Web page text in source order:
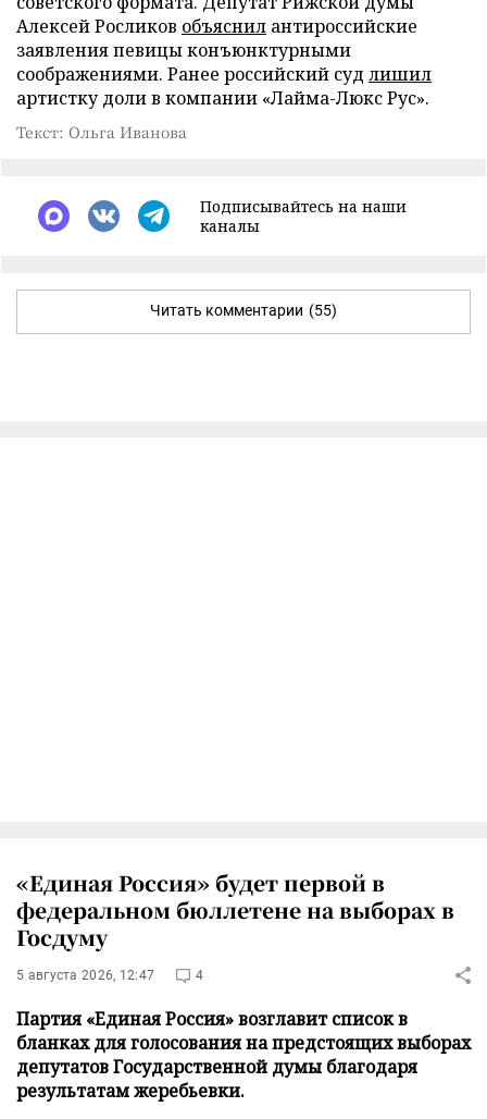
Алексей Росликов объяснил антироссийские
заявления певицы конъюнктурными
соображениями. Ранее российский суд лишил
артистку доли в компании «Лайма-Люкс Рус».
Текст: Ольга Иванова
Подписывайтесь на наши
каналы
Читать комментарии (55)
«Единая Россия» будет первой в
федеральном бюллетене на выборах в
Госдуму
5 августа 2026, 12:47 4
Партия «Единая Россия» возглавит список в
бланках для голосования на предстоящих выборах
депутатов Государственной думы благодаря
результатам жеребьевки.